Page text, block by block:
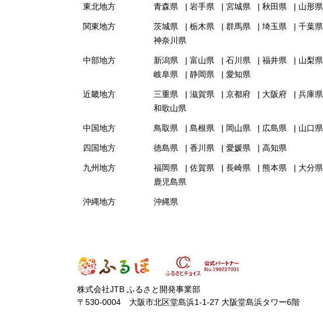
東北地方 青森県 岩手県 宮城県 秋田県 山形県
関東地方 茨城県 栃木県 群馬県 埼玉県 千葉県
神奈川県
中部地方 新潟県 富山県 石川県 福井県 山梨県
岐阜県
静岡県 愛知県
近畿地方 三重県 滋賀県 京都府 大阪府 兵庫県
和歌山県
中国地方 鳥取県 島根県 岡山県 広島県 山口県
四国地方 徳島県 香川県 愛媛県 高知県
九州地方 福岡県 佐賀県 長崎県 熊本県 大分県
鹿児島県
沖縄地方 沖縄県
株式会社JTB ふるさと開発事業部
〒530-0004 大阪市北区堂島浜1-1-27 大阪堂島浜タワー6階